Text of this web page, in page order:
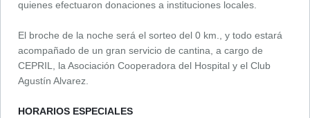
quienes efectuaron donaciones a instituciones locales.
El broche de la noche será el sorteo del 0 km., y todo estará
acompañado de un gran servicio de cantina, a cargo de
CEPRIL, la Asociación Cooperadora del Hospital y el Club
Agustín Alvarez.
HORARIOS ESPECIALES